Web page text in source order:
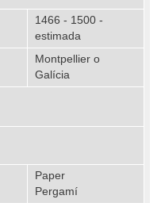
1466 - 1500 -
estimada
Montpellier o
Galícia
Paper
Pergamí